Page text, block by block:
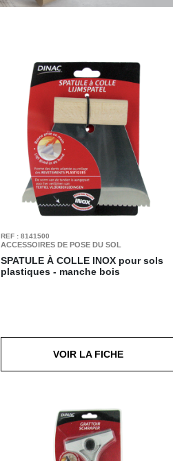
REF : 8141500
ACCESSOIRES DE POSE DU SOL
SPATULE À COLLE INOXpour sols
plastiques - manche bois
VOIR LA FICHE